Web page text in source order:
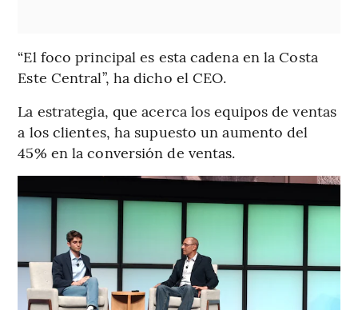
“El foco principal es esta cadena en la Costa
Este Central”, ha dicho el CEO.
La estrategia, que acerca los equipos de ventas
a los clientes, ha supuesto un aumento del
45% en la conversión de ventas.